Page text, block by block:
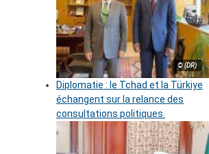
© (DR)
Diplomatie : le Tchad et la Türkiye
échangent sur la relance des
consultations politiques